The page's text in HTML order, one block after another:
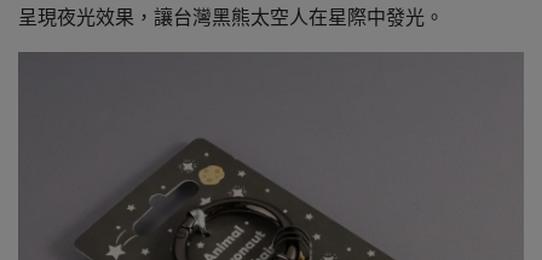
呈現夜光效果，讓台灣黑熊太空人在星際中發光。